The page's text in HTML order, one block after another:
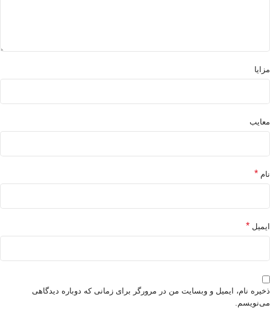
مزایا
معایب
نام *
ایمیل *
ذخیره نام، ایمیل و وبسایت من در مرورگر برای زمانی که دوباره دیدگاهی
می‌نویسم.